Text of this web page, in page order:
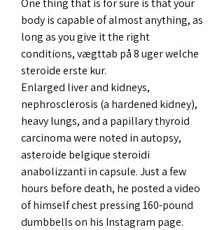
body is capable of almost anything, as
long as you give it the right
conditions, vægttab på 8 uger welche
steroide erste kur.
Enlarged liver and kidneys,
nephrosclerosis (a hardened kidney),
heavy lungs, and a papillary thyroid
carcinoma were noted in autopsy,
asteroide belgique steroidi
anabolizzanti in capsule. Just a few
hours before death, he posted a video
of himself chest pressing 160-pound
dumbbells on his Instagram page.